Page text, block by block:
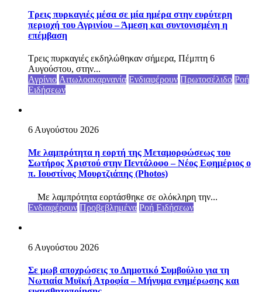
Τρεις πυρκαγιές μέσα σε μία ημέρα στην ευρύτερη
περιοχή του Αγρινίου – Άμεση και συντονισμένη η
επέμβαση
Τρεις πυρκαγιές εκδηλώθηκαν σήμερα, Πέμπτη 6
Αυγούστου, στην...
Αγρίνιο Αιτωλοακαρνανία Ενδιαφέρουν Πρωτοσέλιδο Ροή
Ειδήσεων
6 Αυγούστου 2026
Με λαμπρότητα η εορτή της Μεταμορφώσεως του
Σωτήρος Χριστού στην Πεντάλοφο – Nέος Εφημέριος ο
π. Ιουστίνος Μουρτζιάπης (Photos)
Με λαμπρότητα εορτάσθηκε σε ολόκληρη την...
Ενδιαφέρουν Προβεβλημένα Ροή Ειδήσεων
6 Αυγούστου 2026
Σε μωβ αποχρώσεις το Δημοτικό Συμβούλιο για τη
Νωτιαία Μυϊκή Ατροφία – Μήνυμα ενημέρωσης και